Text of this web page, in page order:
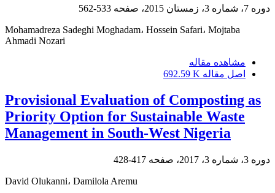
دوره 7، شماره 3، زمستان 2015، صفحه 533-562
Mohamadreza Sadeghi Moghadam، Hossein Safari، Mojtaba
Ahmadi Nozari
مشاهده مقاله
اصل مقاله 692.59 K
Provisional Evaluation of Composting as
Priority Option for Sustainable Waste
Management in South-West Nigeria
دوره 3، شماره 3، 2017، صفحه 417-428
David Olukanni، Damilola Aremu